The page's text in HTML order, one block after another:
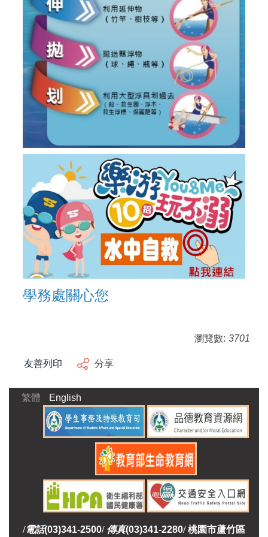
學務處關心您
瀏覽數: 3701
友善列印 分享
繁體 English
/電話(03)341-2500/ 傳真(03)341-2280/ 桃園市蘆竹區